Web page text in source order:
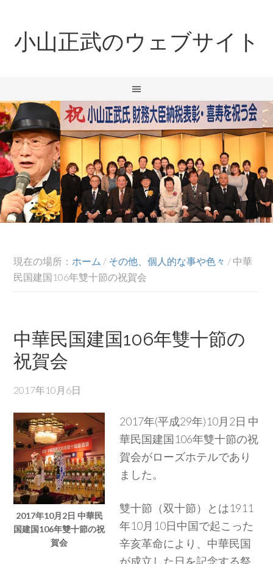
小山正武のウェブサイト
現在の場所： ホーム / その他、個人的な事や色々 / 中華
民国建国106年雙十節の祝賀会
中華民国建国106年雙十節の
祝賀会
2017年10月6日
2017年10月2日 中華民
国建国106年雙十節の祝
賀会
2017年(平成29年)10月2日 中
華民国建国106年雙十節の祝
賀会がローズホテルであり
ました。
雙十節（双十節）とは1911
年10月10日中国で起こった
辛亥革命により、中華民国
が成立した日を記念する祭